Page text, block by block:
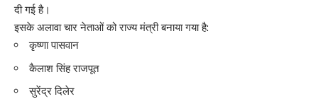
दी गई है।
इसके अलावा चार नेताओं को राज्य मंत्री बनाया गया है:
कृष्णा पासवान
कैलाश सिंह राजपूत
सुरेंद्र दिलेर